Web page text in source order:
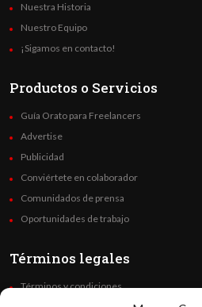
Nuestra Historia
Nuestro Equipo
¡Sigamos en contacto!
Productos o Servicios
Guía Orato para Freelancers
Advertise
Publicidad
Conviértete en colaborador
Comunidados de prensa
Oportunidades de trabajo
Términos legales
Términos y condiciones